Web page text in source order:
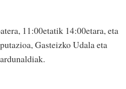
11:00etatik 14:00etara, eta
Gasteizko Udala eta